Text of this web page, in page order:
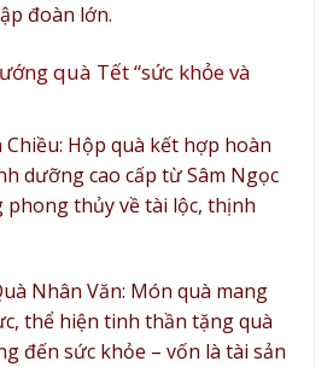
đoàn lớn.
quà Tết “sức khỏe và
Hộp quà kết hợp hoàn
dưỡng cao cấp từ Sâm Ngọc
thủy về tài lộc, thịnh
Nhân Văn: Món quà mang
thể hiện tinh thần tặng quà
đến sức khỏe – vốn là tài sản